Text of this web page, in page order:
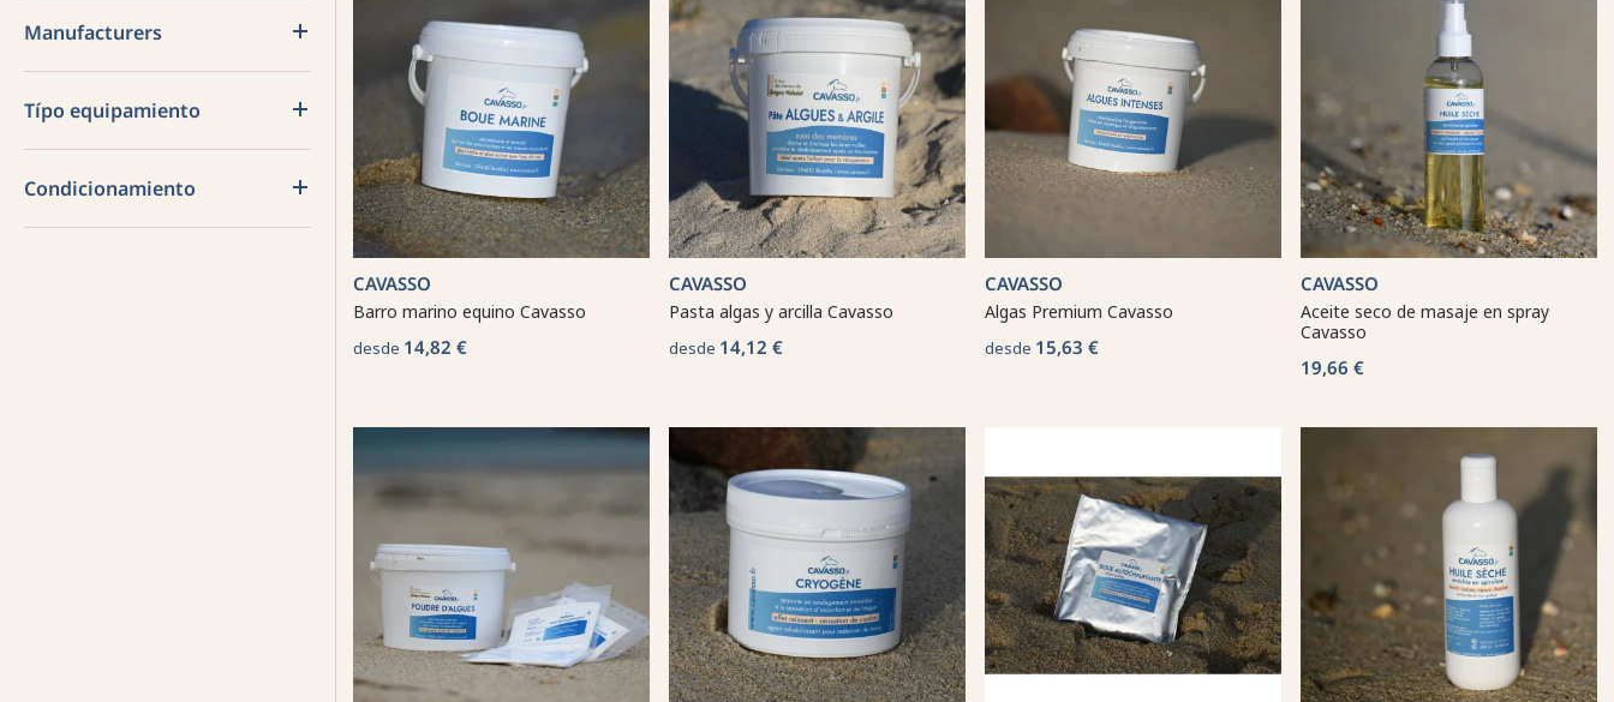
Manufacturers
Típo equipamiento
Condicionamiento
CAVASSO
Barro marino equino Cavasso
desde 14,82 €
CAVASSO
Pasta algas y arcilla Cavasso
desde 14,12 €
CAVASSO
Algas Premium Cavasso
desde 15,63 €
CAVASSO
Aceite seco de masaje en spray
Cavasso
19,66 €